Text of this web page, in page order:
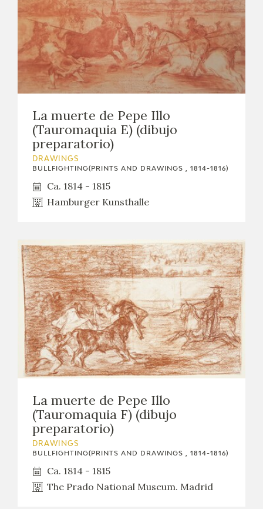
La muerte de Pepe Illo
(Tauromaquia E) (dibujo
preparatorio)
DRAWINGS
BULLFIGHTING(PRINTS AND DRAWINGS , 1814-1816)
Ca. 1814 - 1815
Hamburger Kunsthalle
La muerte de Pepe Illo
(Tauromaquia F) (dibujo
preparatorio)
DRAWINGS
BULLFIGHTING(PRINTS AND DRAWINGS , 1814-1816)
Ca. 1814 - 1815
The Prado National Museum. Madrid